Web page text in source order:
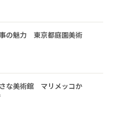
の魅力 東京都庭園美術
な美術館 マリメッコか